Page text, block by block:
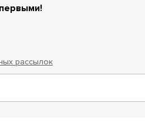
рассылок